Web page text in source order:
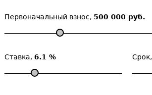
Первоначальный взнос, 500 000 руб.
Ставка, 6.1 % Срок,